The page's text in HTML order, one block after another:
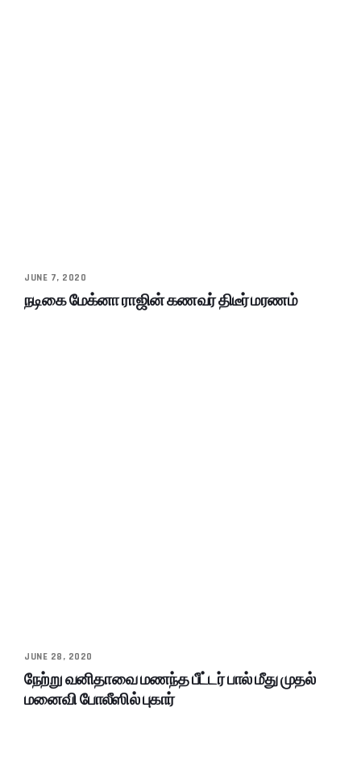
JUNE 7, 2020
நடிகை மேக்னா ராஜின் கணவர் திடீர் மரணம்
JUNE 28, 2020
நேற்று வனிதாவை மணந்த பீட்டர் பால் மீது முதல்
மனைவி போலீஸில் புகார்